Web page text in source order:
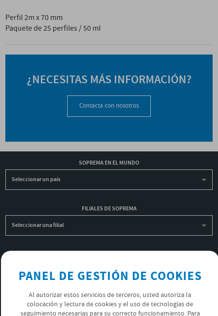
Perfil 2m x 70 mm
Paquete de 25 perfiles / 50 ml
¿NECESITAS MÁS INFORMACIÓN?
Contacta con nosotros
SOPREMA EN EL MUNDO
Seleccionar un país
FILIALES DE SOPREMA
Seleccionar una filial
OK
POLÍTICA DE PRIVACIDAD
PANEL DE GESTIÓN DE COOKIES
Al autorizar estos servicios de terceros, usted autoriza la
colocación y lectura de cookies y el uso de tecnologías de
seguimiento necesarias para su correcto funcionamiento. Para